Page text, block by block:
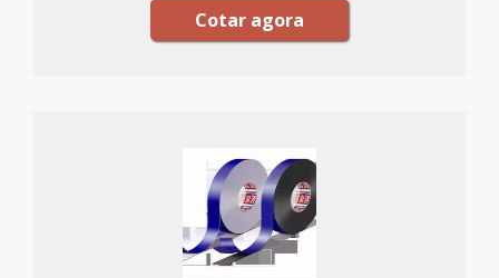
Cotar agora